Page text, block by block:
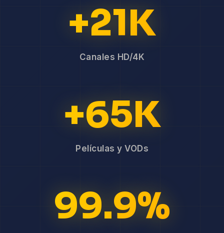
+21K
Canales HD/4K
+65K
Películas y VODs
99.9%